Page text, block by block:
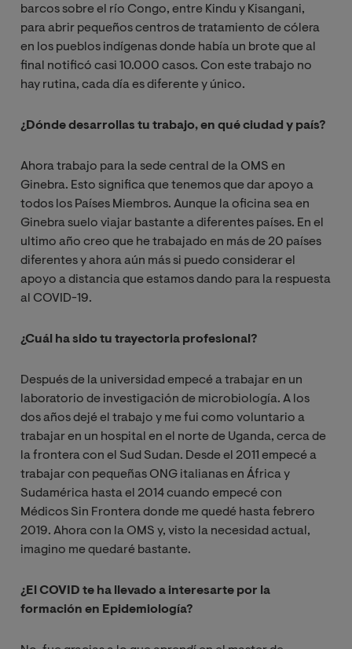
barcos sobre el río Congo, entre Kindu y Kisangani,
para abrir pequeños centros de tratamiento de cólera
en los pueblos indígenas donde había un brote que al
final notificó casi 10.000 casos. Con este trabajo no
hay rutina, cada día es diferente y único.
¿Dónde desarrollas tu trabajo, en qué ciudad y país?
Ahora trabajo para la sede central de la OMS en
Ginebra. Esto significa que tenemos que dar apoyo a
todos los Países Miembros. Aunque la oficina sea en
Ginebra suelo viajar bastante a diferentes países. En el
ultimo año creo que he trabajado en más de 20 países
diferentes y ahora aún más si puedo considerar el
apoyo a distancia que estamos dando para la respuesta
al COVID-19.
¿Cuál ha sido tu trayectoria profesional?
Después de la universidad empecé a trabajar en un
laboratorio de investigación de microbiología. A los
dos años dejé el trabajo y me fui como voluntario a
trabajar en un hospital en el norte de Uganda, cerca de
la frontera con el Sud Sudan. Desde el 2011 empecé a
trabajar con pequeñas ONG italianas en África y
Sudamérica hasta el 2014 cuando empecé con
Médicos Sin Frontera donde me quedé hasta febrero
2019. Ahora con la OMS y, visto la necesidad actual,
imagino me quedaré bastante.
¿El COVID te ha llevado a interesarte por la
formación en Epidemiología?